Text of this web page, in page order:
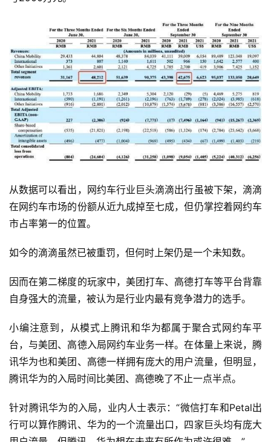
从数据可以看出，网约车行业巨头滴滴出行虽被下架，滴滴
在网约车市场的份额从近九成掉至七成，但仍掌控着网约车
市占率第一的位置。
如今的滴滴虽然已被重罚，但何时上架仍是一个未知数。
因而在第二梯度的玩家中，美团打车、高德打车等平台背靠
自身强大的流量，被认为是行业内最有竞争潜力的选手。
小编注意到，从模式上腾讯和华为都属于聚合式网约车平
台，与美团、高德入局网约车业务一样。在体量上来说，腾
讯华为也和美团、高德一样拥有庞大的用户流量，但明显，
腾讯华为的入局时间比美团、高德晚了不止一点半点。
针对腾讯华为的入局，业内人士表示：“微信打车和Petal出
行可以算作腾讯、华为的一个流量出口，四家巨头均有庞大